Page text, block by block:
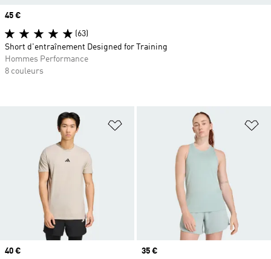
Ajouter à la Liste de produits
Prix
40 €
Prix
35 €
Prix
45 €
(63)
Short d'entraînement Designed for Training
Hommes Performance
8 couleurs